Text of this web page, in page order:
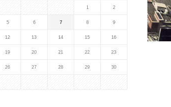
1 2
5 6 7 8 9
12 13 14 15 16
19 20 21 22 23
26 27 28 29 30